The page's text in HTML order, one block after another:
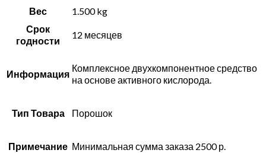
Вес
1.500 kg
Срок
годности
12 месяцев
Информация
Комплексное двухкомпонентное средство
на основе активного кислорода.
Тип Товара Порошок
Примечание Минимальная сумма заказа 2500 р.